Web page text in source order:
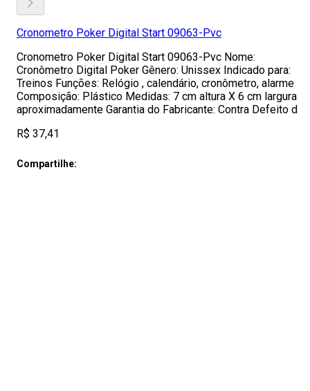
Cronometro Poker Digital Start 09063-Pvc
Cronometro Poker Digital Start 09063-Pvc Nome:
Cronômetro Digital Poker Gênero: Unissex Indicado para:
Treinos Funções: Relógio , calendário, cronômetro, alarme
Composição: Plástico Medidas: 7 cm altura X 6 cm largura
aproximadamente Garantia do Fabricante: Contra Defeito d
R$ 37,41
Compartilhe: